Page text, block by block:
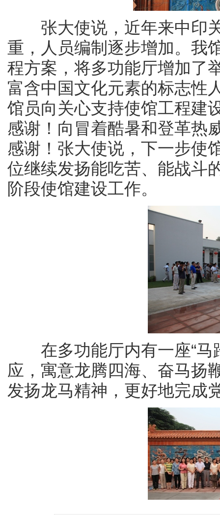
张大使说，近年来中印关
重，人员编制逐步增加。我
程方案，将多功能厅增加了
富含中国文化元素的标志性
馆员向关心支持使馆工程建
感谢！向冒着酷暑和登革热
感谢！张大使说，下一步使
位继续发扬能吃苦、能战斗
阶段使馆建设工作。
在多功能厅内有一座“马
应，寓意龙腾四海、奋马扬
发扬龙马精神，更好地完成